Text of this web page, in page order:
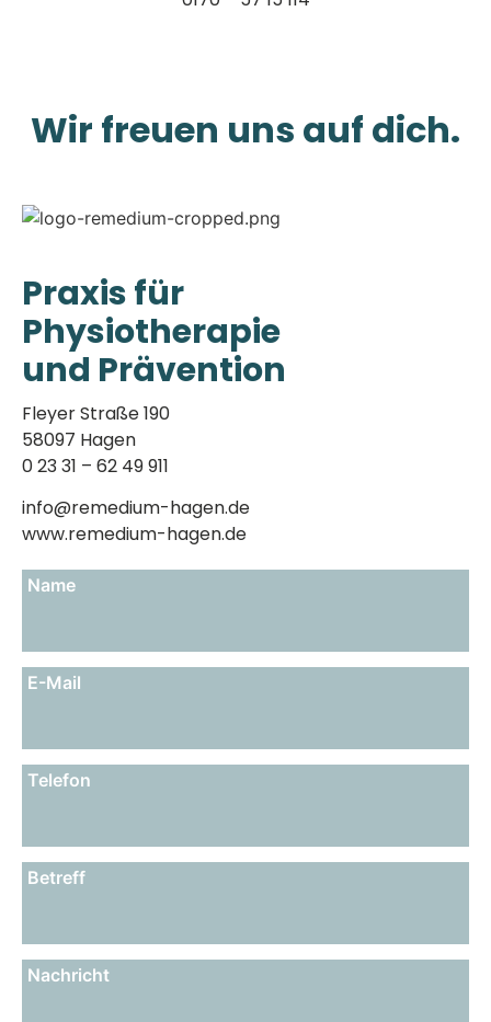
Wir freuen uns auf dich.
Praxis für
Physiotherapie
und Prävention
Fleyer Straße 190
58097 Hagen
0 23 31 – 62 49 911
info@remedium-hagen.de
www.remedium-hagen.de
Name
E-Mail
Telefon
Betreff
Bitte lasse dieses Feld leer.
Nachricht